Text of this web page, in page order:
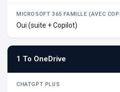
Oui (suite + Copilot)
1 To OneDrive